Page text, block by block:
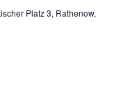
Platz 3, Rathenow,